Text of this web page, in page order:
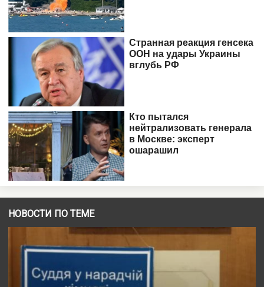
НОВОСТИ ПО ТЕМЕ